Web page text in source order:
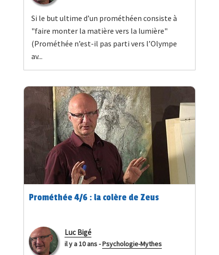
Si le but ultime d’un prométhéen consiste à
"faire monter la matière vers la lumière"
(Prométhée n’est-il pas parti vers l’Olympe
av...
Prométhée 4/6 : la colère de Zeus
Luc Bigé
il y a 10 ans-Psychologie-Mythes